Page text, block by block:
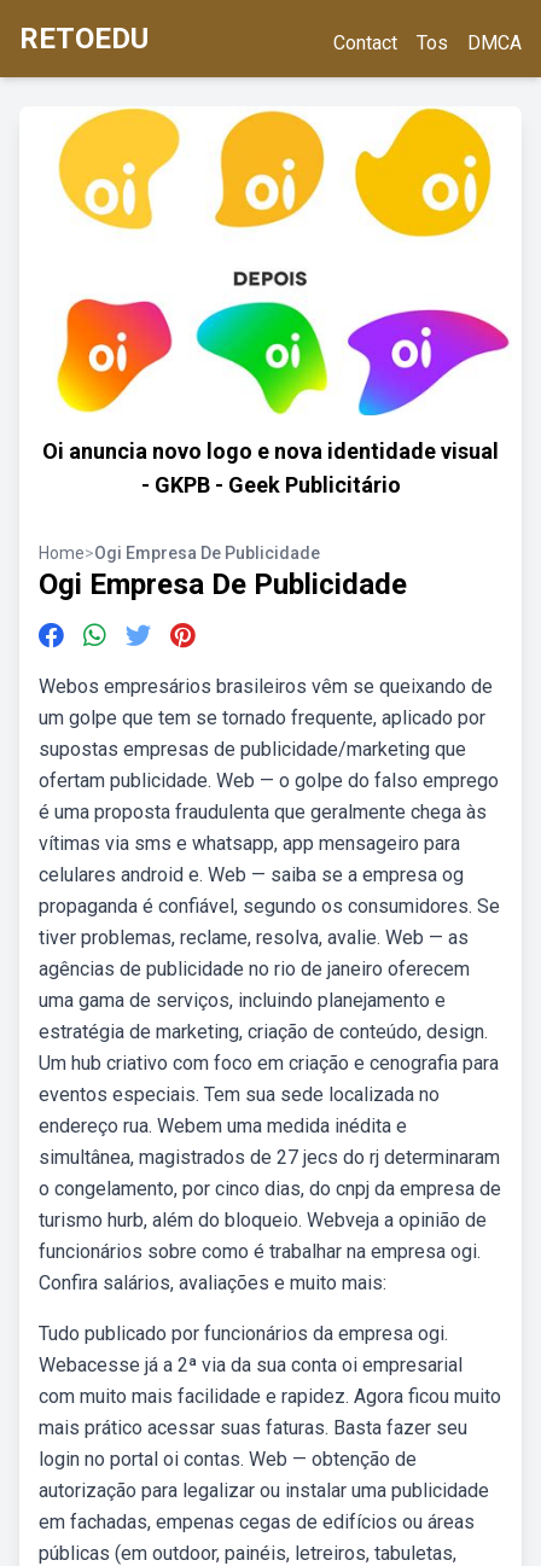
RETOEDU Contact Tos DMCA
Oi anuncia novo logo e nova identidade visual
- GKPB - Geek Publicitário
Home>Ogi Empresa De Publicidade
Ogi Empresa De Publicidade
Webos empresários brasileiros vêm se queixando de
um golpe que tem se tornado frequente, aplicado por
supostas empresas de publicidade/marketing que
ofertam publicidade. Web — o golpe do falso emprego
é uma proposta fraudulenta que geralmente chega às
vítimas via sms e whatsapp, app mensageiro para
celulares android e. Web — saiba se a empresa og
propaganda é confiável, segundo os consumidores. Se
tiver problemas, reclame, resolva, avalie. Web — as
agências de publicidade no rio de janeiro oferecem
uma gama de serviços, incluindo planejamento e
estratégia de marketing, criação de conteúdo, design.
Um hub criativo com foco em criação e cenografia para
eventos especiais. Tem sua sede localizada no
endereço rua. Webem uma medida inédita e
simultânea, magistrados de 27 jecs do rj determinaram
o congelamento, por cinco dias, do cnpj da empresa de
turismo hurb, além do bloqueio. Webveja a opinião de
funcionários sobre como é trabalhar na empresa ogi.
Confira salários, avaliações e muito mais:
Tudo publicado por funcionários da empresa ogi.
Webacesse já a 2ª via da sua conta oi empresarial
com muito mais facilidade e rapidez. Agora ficou muito
mais prático acessar suas faturas. Basta fazer seu
login no portal oi contas. Web — obtenção de
autorização para legalizar ou instalar uma publicidade
em fachadas, empenas cegas de edifícios ou áreas
públicas (em outdoor, painéis, letreiros, tabuletas,